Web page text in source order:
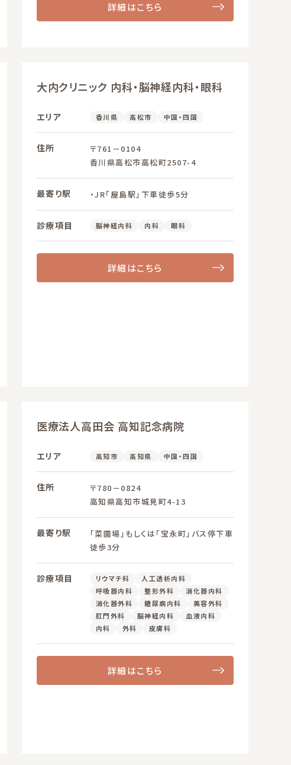
詳細はこちら
大内クリニック 内科・脳神経内科・眼科
エリア 香川県 高松市 中国・四国
住所
〒761－0104
香川県高松市高松町2507-4
最寄り駅 ・JR「屋島駅」下車徒歩5分
診療項目 脳神経内科 内科 眼科
詳細はこちら
医療法人高田会 高知記念病院
エリア 高知市 高知県 中国・四国
住所
〒780－0824
高知県高知市城見町4-13
最寄り駅
「菜園場」もしくは「宝永町」バス停下車
徒歩3分
診療項目 リウマチ科
人工透析内科
呼吸器内科
整形外科
消化器内科
消化器外科
糖尿病内科
美容外科
肛門外科
脳神経内科
血液内科
内科
外科 皮膚科
詳細はこちら